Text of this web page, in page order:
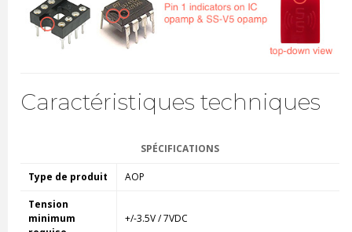
Caractéristiques techniques
SPÉCIFICATIONS
Type de produit AOP
Tension
minimum
+/-3.5V / 7VDC